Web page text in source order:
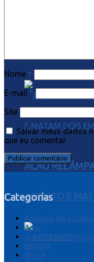
ABSOLVIÇÃO
AÇÃO
ASSALTO E
Nome *
E-mail *
Site
Salvar meus dados
que eu comentar.
Categorias
Animais de
Arte
auatomóveis
Bitcoin
Brasil